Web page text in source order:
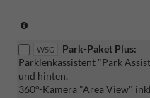
Verbindung
mit:
[PKP]
Variabler
W5G
Park-Paket Plus:
Parklenkassistent "Park
und hinten,
360°-Kamera "Area View"